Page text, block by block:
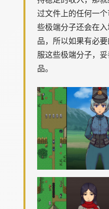
过文件上的任何一
些极端分子还会在
品，所以如果有必
服这些极端分子，
品。